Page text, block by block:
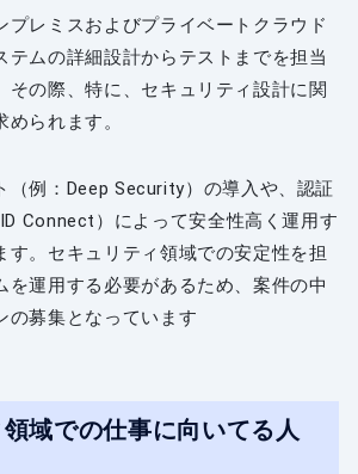
プレミスおよびプライベートクラウド
テムの詳細設計からテストまでを担当
その際、特に、セキュリティ設計に関
られます。
（例：Deep Security）の導入や、認証
Connect）によって安全性高く運用す
す。セキュリティ領域での安定性を担
を運用する必要があるため、案件の中
の募集となっています
域での仕事に向いてる人